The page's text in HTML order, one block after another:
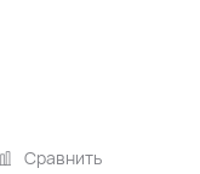
Сравнить